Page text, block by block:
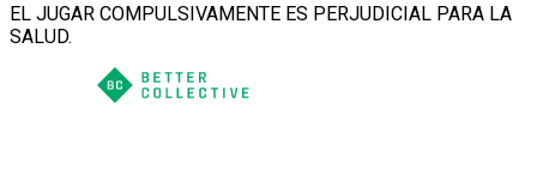
EL JUGAR COMPULSIVAMENTE ES PERJUDICIAL PARA LA
SALUD.